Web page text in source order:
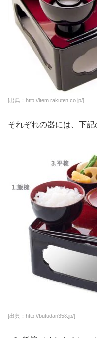
[出典：http://item.rakuten.co.jp/]
それぞれの器には、下記
[出典：http://butudan358.jp/]